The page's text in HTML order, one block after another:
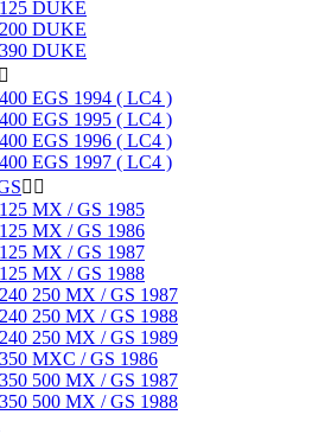
125 DUKE
200 DUKE
390 DUKE

400 EGS 1994 ( LC4 )
400 EGS 1995 ( LC4 )
400 EGS 1996 ( LC4 )
400 EGS 1997 ( LC4 )
 
125 MX / GS 1985
125 MX / GS 1986
125 MX / GS 1987
125 MX / GS 1988
240 250 MX / GS 1987
240 250 MX / GS 1988
240 250 MX / GS 1989
350 MXC / GS 1986
350 500 MX / GS 1987
350 500 MX / GS 1988